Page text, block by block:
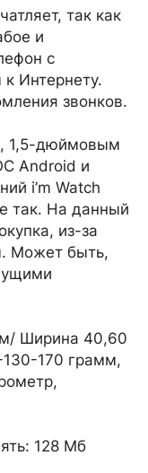
так как
и
с
Интернету.
звонков.
1,5-дюймовым
Android и
i’m Watch
так. На данный
из-за
Может быть,
Ширина 40,60
170 грамм,
128 Мб